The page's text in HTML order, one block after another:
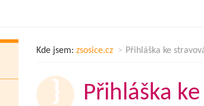
Kde jsem: zsosice.cz Přihláška ke
Přihláška